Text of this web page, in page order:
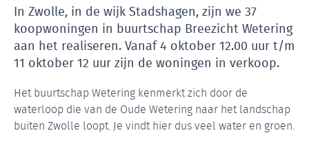
In Zwolle, in de wijk Stadshagen, zijn we 37
koopwoningen in buurtschap Breezicht Wetering
aan het realiseren. Vanaf 4 oktober 12.00 uur t/m
11 oktober 12 uur zijn de woningen in verkoop.
Het buurtschap Wetering kenmerkt zich door de
waterloop die van de Oude Wetering naar het landschap
buiten Zwolle loopt. Je vindt hier dus veel water en groen.